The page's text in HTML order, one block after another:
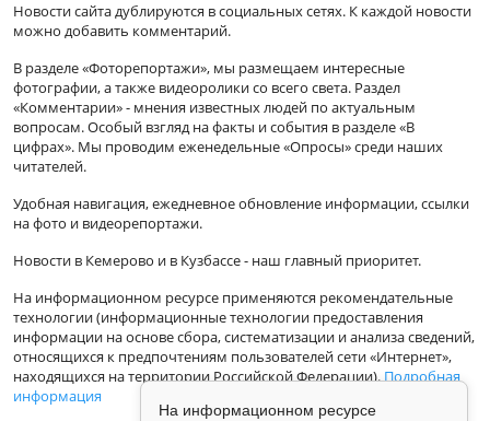
Новости сайта дублируются в социальных сетях. К каждой новости
можно добавить комментарий.
В разделе «Фоторепортажи», мы размещаем интересные
фотографии, а также видеоролики со всего света. Раздел
«Комментарии» - мнения известных людей по актуальным
вопросам. Особый взгляд на факты и события в разделе «В
цифрах». Мы проводим еженедельные «Опросы» среди наших
читателей.
Удобная навигация, ежедневное обновление информации, ссылки
на фото и видеорепортажи.
Новости в Кемерово и в Кузбассе - наш главный приоритет.
На информационном ресурсе применяются рекомендательные
технологии (информационные технологии предоставления
информации на основе сбора, систематизации и анализа сведений,
относящихся к предпочтениям пользователей сети «Интернет»,
находящихся на территории Российской Федерации).Подробная
информация
На информационном ресурсе